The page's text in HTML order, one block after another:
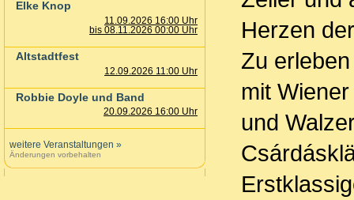
Elke Knop
11.09.2026 16:00 Uhr
bis 08.11.2026 00:00 Uhr
Altstadtfest
12.09.2026 11:00 Uhr
Robbie Doyle und Band
20.09.2026 16:00 Uhr
weitere Veranstaltungen »
Änderungen vorbehalten
Herzen
Zu
mit
und